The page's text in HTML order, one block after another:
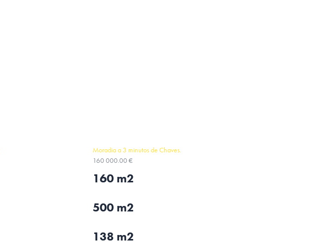
Moradia a 3 minutos de Chaves.
160 000.00 €
160 m2
500 m2
138 m2